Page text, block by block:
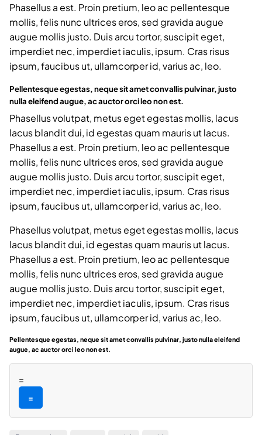
Phasellus a est. Proin pretium, leo ac pellentesque
mollis, felis nunc ultrices eros, sed gravida augue
augue mollis justo. Duis arcu tortor, suscipit eget,
imperdiet nec, imperdiet iaculis, ipsum. Cras risus
ipsum, faucibus ut, ullamcorper id, varius ac, leo.
Pellentesque egestas, neque sit amet convallis pulvinar, justo
nulla eleifend augue, ac auctor orci leo non est.
Phasellus volutpat, metus eget egestas mollis, lacus
lacus blandit dui, id egestas quam mauris ut lacus.
Phasellus a est. Proin pretium, leo ac pellentesque
mollis, felis nunc ultrices eros, sed gravida augue
augue mollis justo. Duis arcu tortor, suscipit eget,
imperdiet nec, imperdiet iaculis, ipsum. Cras risus
ipsum, faucibus ut, ullamcorper id, varius ac, leo.
Phasellus volutpat, metus eget egestas mollis, lacus
lacus blandit dui, id egestas quam mauris ut lacus.
Phasellus a est. Proin pretium, leo ac pellentesque
mollis, felis nunc ultrices eros, sed gravida augue
augue mollis justo. Duis arcu tortor, suscipit eget,
imperdiet nec, imperdiet iaculis, ipsum. Cras risus
ipsum, faucibus ut, ullamcorper id, varius ac, leo.
Pellentesque egestas, neque sit amet convallis pulvinar, justo nulla eleifend
augue, ac auctor orci leo non est.
=
=